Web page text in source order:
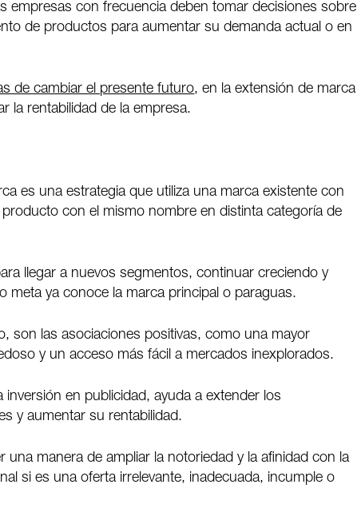
empresas con frecuencia deben tomar decisiones sobre
de productos para aumentar su demanda actual o en
de cambiar el presente futuro, en la extensión de marca
la rentabilidad de la empresa.
es una estrategia que utiliza una marca existente con
con el mismo nombre en distinta categoría de
llegar a nuevos segmentos, continuar creciendo y
meta ya conoce la marca principal o paraguas.
son las asociaciones positivas, como una mayor
y un acceso más fácil a mercados inexplorados.
en publicidad, ayuda a extender los
y aumentar su rentabilidad.
manera de ampliar la notoriedad y la afinidad con la
si es una oferta irrelevante, inadecuada, incumple o